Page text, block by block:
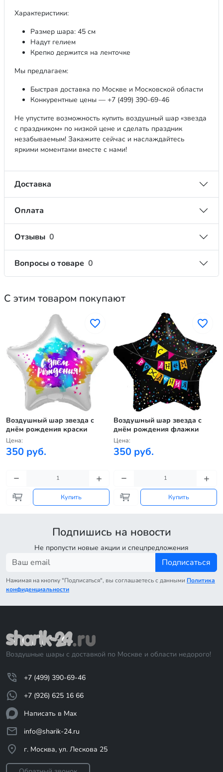
Характеристики:
Размер шара: 45 см
Надут гелием
Крепко держится на ленточке
Мы предлагаем:
Быстрая доставка по Москве и Московской области
Конкурентные цены — +7 (499) 390-69-46
Не упустите возможность купить воздушный шар «звезда
с праздником» по низкой цене и сделать праздник
незабываемым! Закажите сейчас и наслаждайтесь
яркими моментами вместе с нами!
Доставка
Оплата
Отзывы 0
Вопросы о товаре 0
С этим товаром покупают
Воздушный шар звезда с
днём рождения краски
Цена:
350 руб.
Купить
Воздушный шар звезда с
днём рождения флажки
Цена:
350 руб.
Купить
Подпишись на новости
Не пропусти новые акции и спецпредложения
Подписаться
Нажимая на кнопку "Подписаться", вы соглашаетесь с данными Политика
конфиденциальности
Воздушные шары с доставкой по Москве и области недорого!
+7 (499) 390-69-46
+7 (926) 625 16 66
Написать в Max
info@sharik-24.ru
г. Москва, ул. Лескова 25